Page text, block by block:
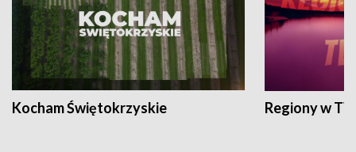
Kocham Świętokrzyskie Regiony w